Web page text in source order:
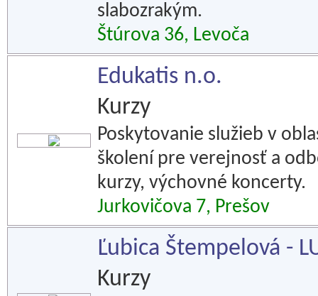
slabozrakým.
Štúrova 36, Levoča
Edukatis n.o.
Kurzy
Poskytovanie služieb v
školení pre verejnosť a
kurzy, výchovné koncerty.
Jurkovičova 7, Prešov
Ľubica Štempelová -
Kurzy